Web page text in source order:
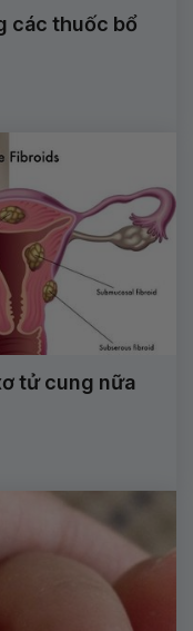
các thuốc bổ
tử cung nữa